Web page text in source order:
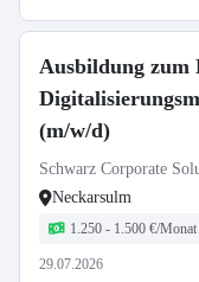
Ausbildung
(m/w/d)
Schwarz Corporate
Neckarsulm
1.250 - 1.500 €/Monat
29.07.2026